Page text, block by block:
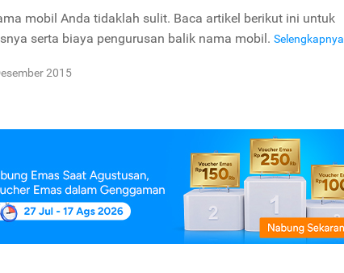
mobil Anda tidaklah sulit. Baca artikel berikut ini untuk
serta biaya pengurusan balik nama mobil. Selengkapnya
2015